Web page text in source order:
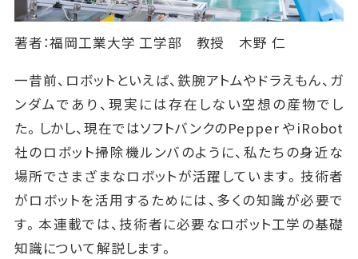
著者：福岡工業大学 工学部 教授 木野 仁
一昔前、ロボットといえば、鉄腕アトムやドラえもん、ガ
ンダムであり、現実には存在しない空想の産物でし
た。しかし、現在ではソフトバンクのPepper やiRobot
社のロボット掃除機ルンバのように、私たちの身近な
場所でさまざまなロボットが活躍しています。技術者
がロボットを活用するためには、多くの知識が必要で
す。本連載では、技術者に必要なロボット工学の基礎
知識について解説します。